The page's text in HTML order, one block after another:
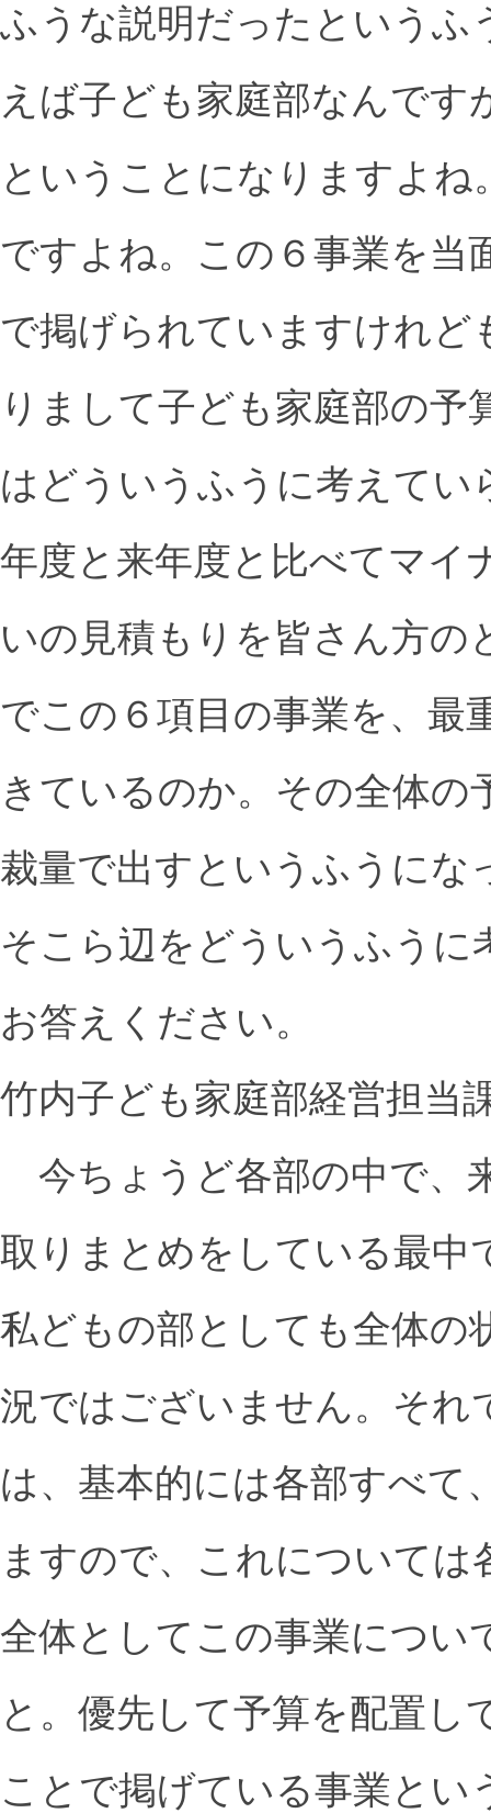
ふうな説明だったというふ
えば子ども家庭部なんで
ということになりますよ
ですよね。この６事業を当
で掲げられていますけれど
りまして子ども家庭部の
はどういうふうに考えて
年度と来年度と比べてマイ
いの見積もりを皆さん方
でこの６項目の事業を、最
きているのか。その全体
裁量で出すというふうにな
そこら辺をどういうふう
お答えください。
竹内子ども家庭部経営担当
今ちょうど各部の中で、
取りまとめをしている最中
私どもの部としても全体の
況ではございません。それ
は、基本的には各部すべて
ますので、これについて
全体としてこの事業につい
と。優先して予算を配置
ことで掲げている事業と